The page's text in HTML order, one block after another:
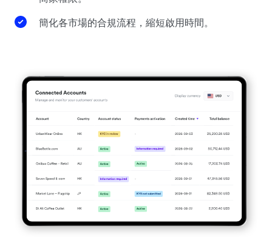
簡化各市場的合規流程，縮短啟用時間。